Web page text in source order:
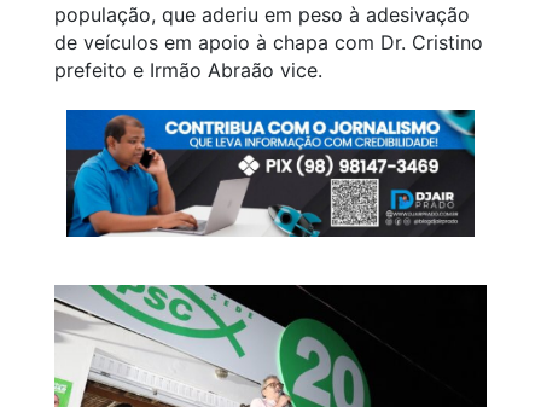
população, que aderiu em peso à adesivação
de veículos em apoio à chapa com Dr. Cristino
prefeito e Irmão Abraão vice.